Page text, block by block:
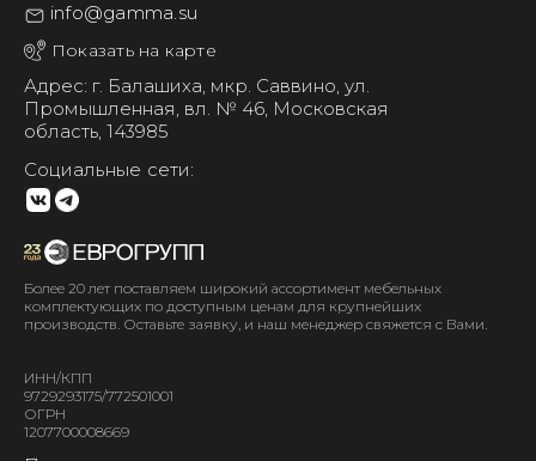
Более 20 лет поставляем широкий ассортимент мебельных
комплектующих по доступным ценам для крупнейших
производств. Оставьте заявку, и наш менеджер свяжется с Вами.
ИНН/КПП
9729293175/772501001
ОГРН
1207700008669
info@gamma.su
Показать на карте
Адрес: г. Балашиха, мкр. Саввино, ул.
Промышленная, вл. № 46, Московская
область, 143985
Социальные сети: